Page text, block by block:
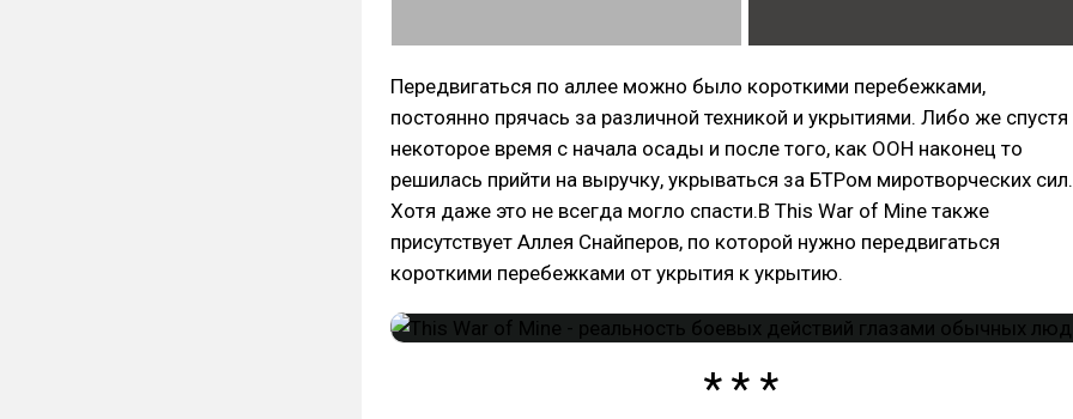
Передвигаться по аллее можно было короткими перебежками,
постоянно прячась за различной техникой и укрытиями. Либо же спустя
некоторое время с начала осады и после того, как ООН наконец то
решилась прийти на выручку, укрываться за БТРом миротворческих сил.
Хотя даже это не всегда могло спасти.В This War of Mine также
присутствует Аллея Снайперов, по которой нужно передвигаться
короткими перебежками от укрытия к укрытию.